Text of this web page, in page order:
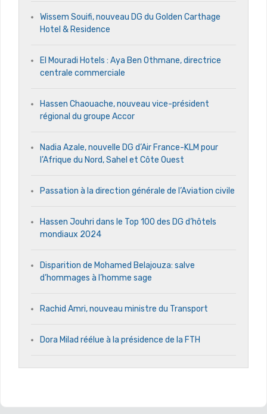
Wissem Souifi, nouveau DG du Golden Carthage
Hotel & Residence
El Mouradi Hotels : Aya Ben Othmane, directrice
centrale commerciale
Hassen Chaouache, nouveau vice-président
régional du groupe Accor
Nadia Azale, nouvelle DG d’Air France-KLM pour
l’Afrique du Nord, Sahel et Côte Ouest
Passation à la direction générale de l’Aviation civile
Hassen Jouhri dans le Top 100 des DG d’hôtels
mondiaux 2024
Disparition de Mohamed Belajouza: salve
d’hommages à l’homme sage
Rachid Amri, nouveau ministre du Transport
Dora Milad réélue à la présidence de la FTH